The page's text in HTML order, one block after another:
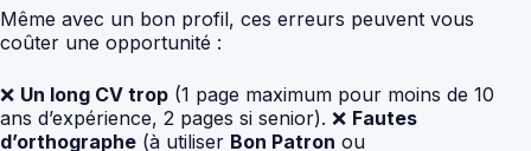
Même avec un bon profil, ces erreurs peuvent vous
coûter une opportunité :
❌ Un long CV trop (1 page maximum pour moins de 10
ans d’expérience, 2 pages si senior). ❌ Fautes
d’orthographe (à utiliser Bon Patron ou